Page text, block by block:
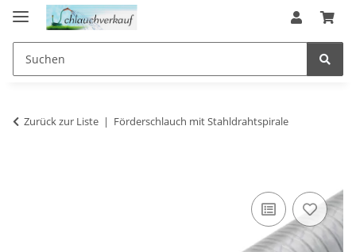
Zurück zur Liste Förderschlauch mit Stahldrahtspirale